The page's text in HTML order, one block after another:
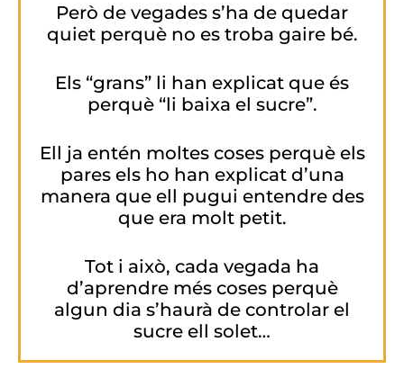
Però de vegades s’ha de quedar
quiet perquè no es troba gaire bé.
Els “grans” li han explicat que és
perquè “li baixa el sucre”.
Ell ja entén moltes coses perquè els
pares els ho han explicat d’una
manera que ell pugui entendre des
que era molt petit.
Tot i això, cada vegada ha
d’aprendre més coses perquè
algun dia s’haurà de controlar el
sucre ell solet…